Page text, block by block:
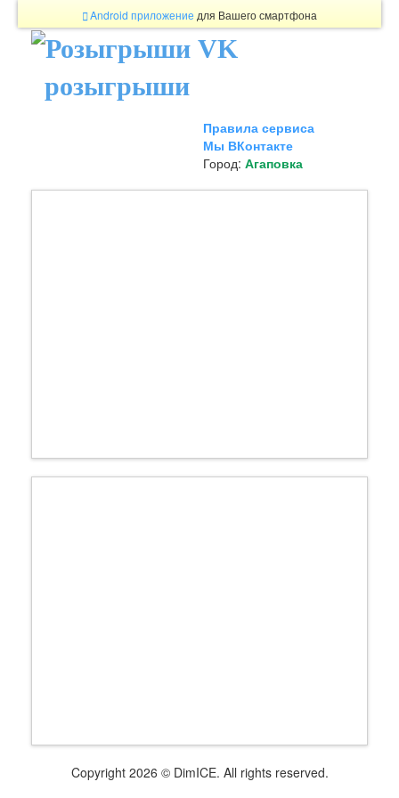
Android приложение для Вашего смартфона
розыгрыши
Правила сервиса
Мы ВКонтакте
Город: Агаповка
Copyright 2026 © DimICE. All rights reserved.